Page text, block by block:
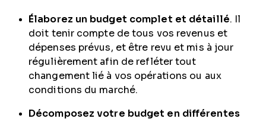
Élaborez un budget complet et détaillé. Il
doit tenir compte de tous vos revenus et
dépenses prévus, et être revu et mis à jour
régulièrement afin de refléter tout
changement lié à vos opérations ou aux
conditions du marché.
Décomposez votre budget en différentes